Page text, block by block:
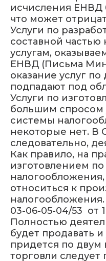
исчисления ЕНВД
что может
Услуги по
составной
услугам,
ЕНВД (Письма
оказание услуг
подпадают под
Услуги по
большим спросом
системы
некоторые нет. В
следовательно,
Как правило, на
изготовлением
относиться к
03-06-05-04/53 от
Полностью
будет продавать
придется по двум
торговли следует